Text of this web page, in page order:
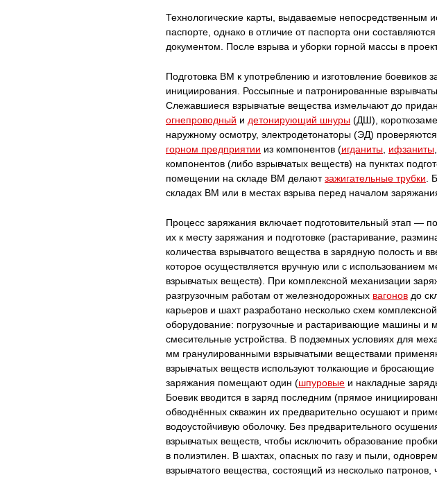
Технологические карты, выдаваемые непосредственным
паспорте, однако в отличие от паспорта они
документом. После взрыва и уборки горной массы в
Подготовка BM к употреблению и изготовление боевиков
инициирования. Россыпные и патронированные
Слежавшиеся взрывчатые вещества измельчают до
огнепроводный и детонирующий шнуры (ДШ),
наружному осмотру, электродетонаторы (ЭД)
горном предприятии из компонентов (игданиты ифзаниты
компонентов (либо взрывчатых веществ) на пунктах
помещении на складе BM делаютзажигательные трубки .
складах BM или в местах взрыва перед началом
Процесс заряжания включает подготовительный этап —
их к месту заряжания и подготовке (растаривание,
количества взрывчатого вещества в зарядную полость и
которое осуществляется вручную или с
взрывчатых веществ). При комплексной механизации
разгрузочным работам от железнодорожных вагонов до
карьеров и шахт разработано несколько схем
оборудование: погрузочные и растаривающие машины и
смесительные устройства. В подземных условиях для
мм гранулированными взрывчатыми веществами
взрывчатых веществ используют толкающие и
заряжания помещают один (шпуровые и накладные
Боевик вводится в заряд последним (прямое
обводнённых скважин их предварительно осушают и
водоустойчивую оболочку. Без предварительного
взрывчатых веществ, чтобы исключить образование
в полиэтилен. В шахтах, опасных по газу и пыли,
взрывчатого вещества, состоящий из несколько